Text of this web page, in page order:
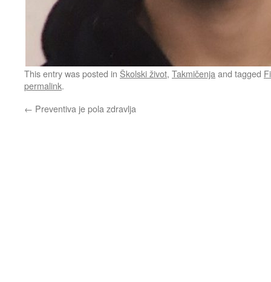
This entry was posted in Školski život, Takmičenja and tagged
permalink.
← Preventiva je pola zdravlja